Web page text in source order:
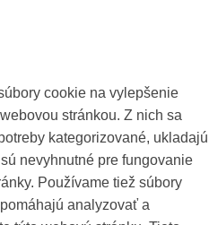
cookie na vylepšenie
stránkou. Z nich sa
kategorizované, ukladajú
nevyhnutné pre fungovanie
Používame tiež súbory
analyzovať a